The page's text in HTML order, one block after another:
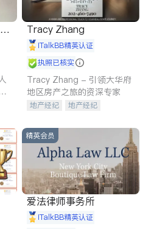
Tracy Zhang
iTalkBB精英认证
执照已核实
Tracy Zhang - 引领大华府
地区房产之旅的资深专家
地产经纪
地产经纪
商铺租售
精英会员
爱法律师事务所
iTalkBB精英认证